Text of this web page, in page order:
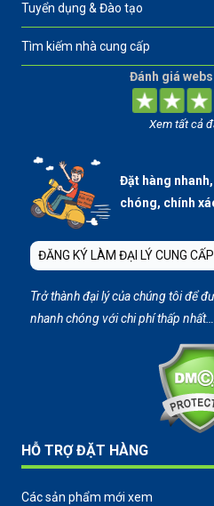
Tuyển dụng & Đào tạo
Tìm kiếm nhà cung cấp
Đánh giá
Xem tất cả
Đặt hàng
chóng, chính
ĐĂNG KÝ LÀM ĐẠI LÝ CUNG CẤP
Trở thành đại lý của chúng tôi để
nhanh chóng với chi phí thấp nhất…
HỖ TRỢ ĐẶT HÀNG
Các sản phẩm mới xem